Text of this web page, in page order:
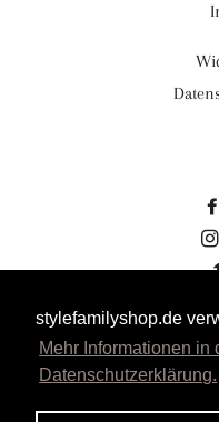
stylefamilyshop.de
Mehr Informationen in
Datenschutzerklärung.
© 2026,